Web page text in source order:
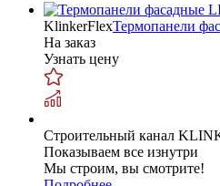
KlinkerFlexТермопанели
На заказ
Узнать цену
Строительный канал
Показываем все изнутри
Мы строим, вы смотрите!